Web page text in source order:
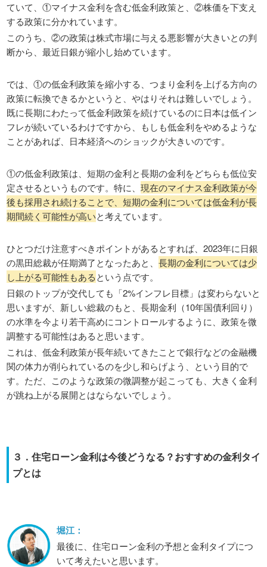
ていて、①マイナス金利を含む低金利政策と、②株価を下支え
する政策に分かれています。
このうち、②の政策は株式市場に与える悪影響が大きいとの判
断から、最近日銀が縮小し始めています。
では、①の低金利政策を縮小する、つまり金利を上げる方向の
政策に転換できるかというと、やはりそれは難しいでしょう。
既に長期にわたって低金利政策を続けているのに日本は低イン
フレが続いているわけですから、もしも低金利をやめるような
ことがあれば、日本経済へのショックが大きいのです。
①の低金利政策は、短期の金利と長期の金利をどちらも低位安
定させるというものです。特に、 現在のマイナス金利政策が今
後も採用され続けることで、短期の金利については低金利が長
期間続く可能性が高いと考えています。
ひとつだけ注意すべきポイントがあるとすれば、2023年に日銀
の黒田総裁が任期満了となったあと、 長期の金利については少
し上がる可能性もあるという点です。
日銀のトップが交代しても「2%インフレ目標」は変わらないと
思いますが、新しい総裁のもと、長期金利（10年国債利回り）
の水準を今より若干高めにコントロールするように、政策を微
調整する可能性はあると思います。
これは、低金利政策が長年続いてきたことで銀行などの金融機
関の体力が削られているのを少し和らげよう、という目的で
す。ただ、このような政策の微調整が起こっても、大きく金利
が跳ね上がる展開とはならないでしょう。
３．住宅ローン金利は今後どうなる？おすすめの金利タイ
プとは
堀江：
最後に、住宅ローン金利の予想と金利タイプにつ
いて考えたいと思います。